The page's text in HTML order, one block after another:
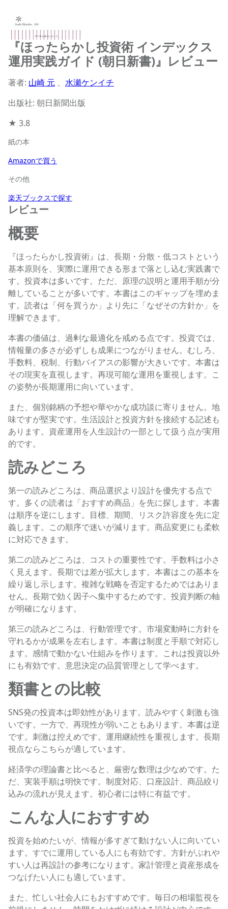
『ほったらかし投資術 インデックス
運用実践ガイド (朝日新書)』レビュー
著者: 山崎 元 、 水瀬ケンイチ
出版社: 朝日新聞出版
★ 3.8
紙の本
Amazonで買う
その他
楽天ブックスで探す
レビュー
概要
『ほったらかし投資術』は、長期・分散・低コストという
基本原則を、実際に運用できる形まで落とし込む実践書で
す。投資本は多いです。ただ、原理の説明と運用手順が分
離していることが多いです。本書はこのギャップを埋めま
す。読者は「何を買うか」より先に「なぜその方針か」を
理解できます。
本書の価値は、過剰な最適化を戒める点です。投資では、
情報量の多さが必ずしも成果につながりません。むしろ、
手数料、税制、行動バイアスの影響が大きいです。本書は
その現実を直視します。再現可能な運用を重視します。こ
の姿勢が長期運用に向いています。
また、個別銘柄の予想や華やかな成功談に寄りません。地
味ですが堅実です。生活設計と投資方針を接続する記述も
あります。資産運用を人生設計の一部として扱う点が実用
的です。
読みどころ
第一の読みどころは、商品選択より設計を優先する点で
す。多くの読者は「おすすめ商品」を先に探します。本書
は順序を逆にします。目標、期間、リスク許容度を先に定
義します。この順序で迷いが減ります。商品変更にも柔軟
に対応できます。
第二の読みどころは、コストの重要性です。手数料は小さ
く見えます。長期では差が拡大します。本書はこの基本を
繰り返し示します。複雑な戦略を否定するためではありま
せん。長期で効く因子へ集中するためです。投資判断の軸
が明確になります。
第三の読みどころは、行動管理です。市場変動時に方針を
守れるかが成果を左右します。本書は制度と手順で対応し
ます。感情で動かない仕組みを作ります。これは投資以外
にも有効です。意思決定の品質管理として学べます。
類書との比較
SNS発の投資本は即効性があります。読みやすく刺激も強
いです。一方で、再現性が弱いこともあります。本書は逆
です。刺激は控えめです。運用継続性を重視します。長期
視点ならこちらが適しています。
経済学の理論書と比べると、厳密な数理は少なめです。た
だ、実装手順は明快です。制度対応、口座設計、商品絞り
込みの流れが見えます。初心者には特に有益です。
こんな人におすすめ
投資を始めたいが、情報が多すぎて動けない人に向いてい
ます。すでに運用している人にも有効です。方針がぶれや
すい人は再設計の参考になります。家計管理と資産形成を
つなげたい人にも適しています。
また、忙しい社会人にもおすすめです。毎日の相場監視を